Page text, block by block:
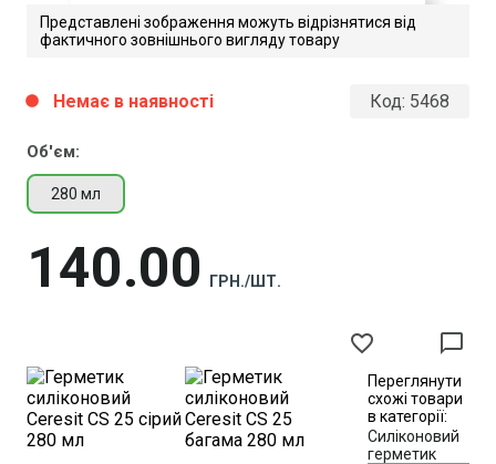
Akfix 100E. Технічні
Представлені зображення можуть відрізнятися від
фактичного зовнішнього вигляду товару
Код: 5468
Об'єм:
280 мл
140 00 ГРН./ШТ.
circle Немає в наявності
favorite_border chat_bubble_outline
Переглянути
схожі товари
в категорії:
Силіконовий
герметик